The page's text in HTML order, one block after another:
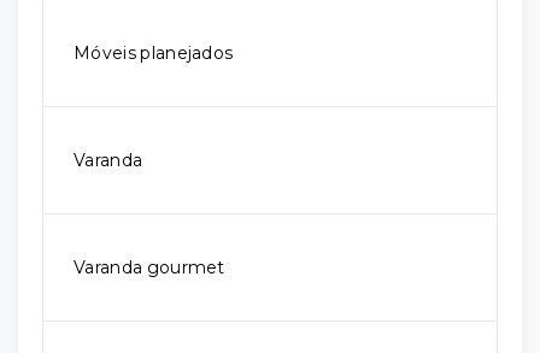
Móveis planejados
Varanda
Varanda gourmet